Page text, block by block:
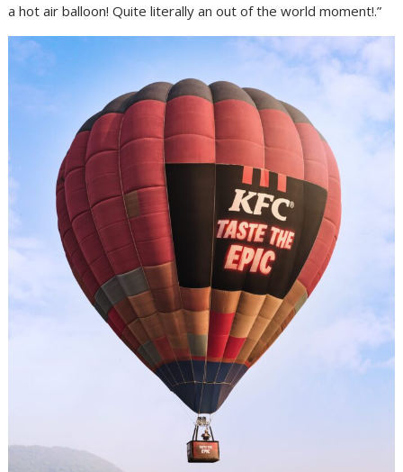
a hot air balloon! Quite literally an out of the world moment!.”